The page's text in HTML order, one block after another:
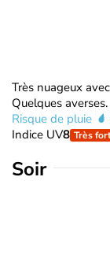
Très nuageux
Quelques averses.
Risque de pluie
Indice UV8 Très
Soir